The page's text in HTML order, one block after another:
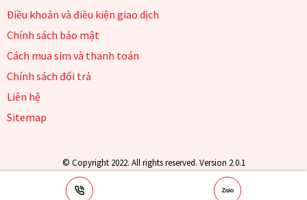
Điều khoản và điều kiện giao dịch
Chính sách bảo mật
Cách mua sim và thanh toán
Chính sách đổi trả
Liên hệ
Sitemap
© Copyright 2022. All rights reserved. Version 2.0.1